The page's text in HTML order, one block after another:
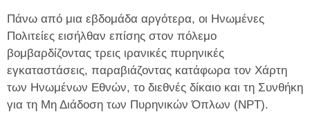
Πάνω από μια εβδομάδα αργότερα, οι Ηνωμένες
Πολιτείες εισήλθαν επίσης στον πόλεμο
βομβαρδίζοντας τρεις ιρανικές πυρηνικές
εγκαταστάσεις, παραβιάζοντας κατάφωρα τον Χάρτη
των Ηνωμένων Εθνών, το διεθνές δίκαιο και τη Συνθήκη
για τη Μη Διάδοση των Πυρηνικών Όπλων (NPT).